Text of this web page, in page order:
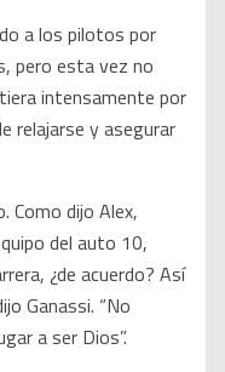
a los pilotos por
pero esta vez no
intensamente por
relajarse y asegurar
Como dijo Alex,
del auto 10,
¿de acuerdo? Así
Ganassi. “No
a ser Dios”.